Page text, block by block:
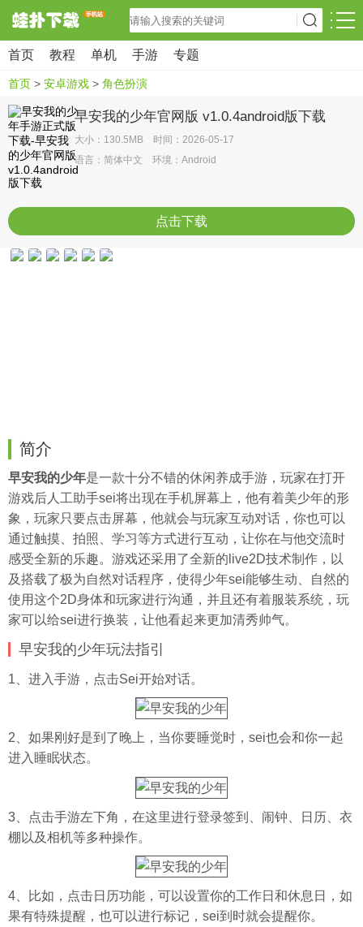
首页 教程 单机 手游 专题
首页 > 安卓游戏 > 角色扮演
早安我的少年官网版 v1.0.4android版下载
大小：130.5MB 时间：2026-05-17
语言：简体中文 环境：Android
点击下载
简介
早安我的少年是一款十分不错的休闲养成手游，玩家在打开
游戏后人工助手sei将出现在手机屏幕上，他有着美少年的形
象，玩家只要点击屏幕，他就会与玩家互动对话，你也可以
通过触摸、拍照、学习等方式进行互动，让你在与他交流时
感受全新的乐趣。游戏还采用了全新的live2D技术制作，以
及搭载了极为自然对话程序，使得少年sei能够生动、自然的
使用这个2D身体和玩家进行沟通，并且还有着服装系统，玩
家可以给sei进行换装，让他看起来更加清秀帅气。
早安我的少年玩法指引
1、进入手游，点击Sei开始对话。
2、如果刚好是到了晚上，当你要睡觉时，sei也会和你一起
进入睡眠状态。
3、点击手游左下角，在这里进行登录签到、闹钟、日历、衣
棚以及相机等多种操作。
4、比如，点击日历功能，可以设置你的工作日和休息日，如
果有特殊提醒，也可以进行标记，sei到时就会提醒你。